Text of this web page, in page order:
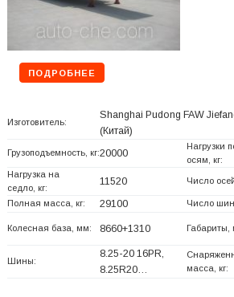
ПОДРОБНЕЕ
Изготовитель:
Shanghai Pudong FAW
(Китай)
Грузоподъемность, кг:20000
Нагрузки
осям, кг:
Нагрузка на
седло, кг:
11520 Число
Полная масса, кг: 29100 Число
Колесная база, мм: 8660+1310 Габариты,
Шины:
8.25-20 16PR,
8.25R20…
масса, кг: